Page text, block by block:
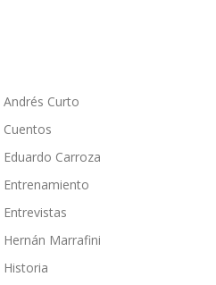
Andrés Curto
Cuentos
Eduardo Carroza
Entrenamiento
Entrevistas
Hernán Marrafini
Historia